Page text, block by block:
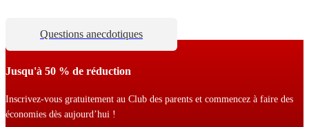
Questions anecdotiques
Jusqu'à 50 % de réduction
Inscrivez-vous gratuitement au Club des parents et commencez à faire des
économies dès aujourd’hui !